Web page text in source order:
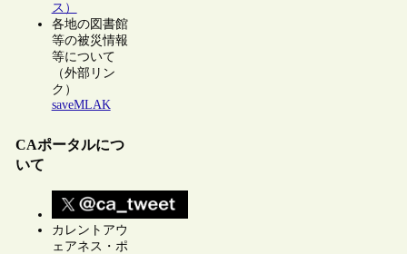
ス）
各地の図書館
等の被災情報
等について
（外部リン
ク）
saveMLAK
CAポータルにつ
いて
カレントアウ
ェアネス・ポ